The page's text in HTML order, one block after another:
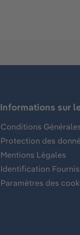
Informations sur
Conditions
Protection des
Mentions Légales
Identification
Paramètres des